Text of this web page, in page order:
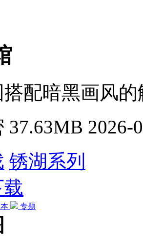
配暗黑画风
37.63MB 2026-
锈湖系列
专题